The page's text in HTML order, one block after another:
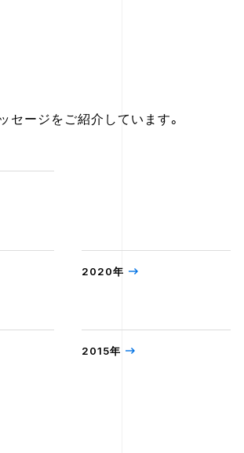
セージをご紹介しています。
2020年
2015年